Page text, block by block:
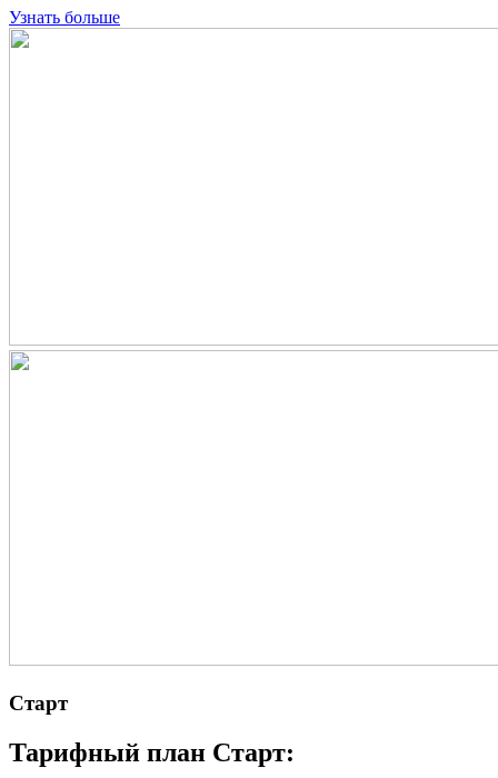
Узнать больше
Старт
Тарифный план Старт: